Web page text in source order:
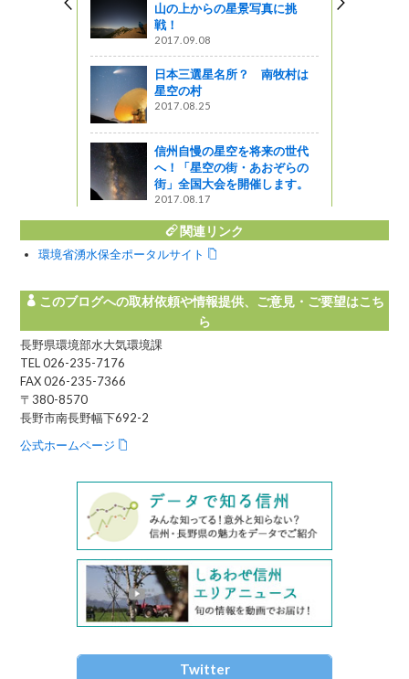
山の上からの星景写真に挑
戦！
2017.09.08
日本三選星名所？ 南牧村は
星空の村
2017.08.25
信州自慢の星空を将来の世代
へ！「星空の街・あおぞらの
街」全国大会を開催します。
2017.08.17
関連リンク
環境省湧水保全ポータルサイト
このブログへの取材依頼や情報提供、ご意見・ご要望はこち
ら
長野県環境部水大気環境課
TEL 026-235-7176
FAX 026-235-7366
〒380-8570
長野市南長野幅下692-2
公式ホームページ
Twitter